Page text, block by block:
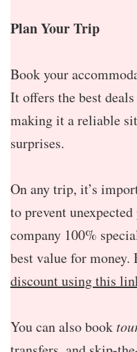
Plan Your Trip
Book your
It offers the best
making it a reliable
surprises.
On any trip, it’s
to prevent
company 100%
best value for money.
discount using this
You can also book